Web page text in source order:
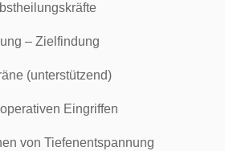
– Zielfindung
(unterstützend)
Eingriffen
von Tiefenentspannung